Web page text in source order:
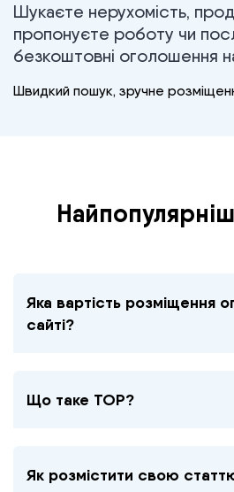
Шукаєте нерухомість,
пропонуєте роботу чи
безкоштовні оголошення
Швидкий пошук, зручне
Яка вартість розміщення
сайті?
Що таке TOP?
Як розмістити свою